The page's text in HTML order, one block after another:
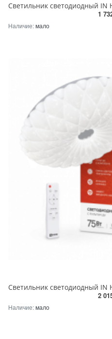
1
Наличие:мало
2
Наличие:мало